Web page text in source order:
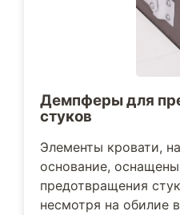
Демпферы для
стуков
Элементы кровати,
основание,
предотвращения
несмотря на обилие